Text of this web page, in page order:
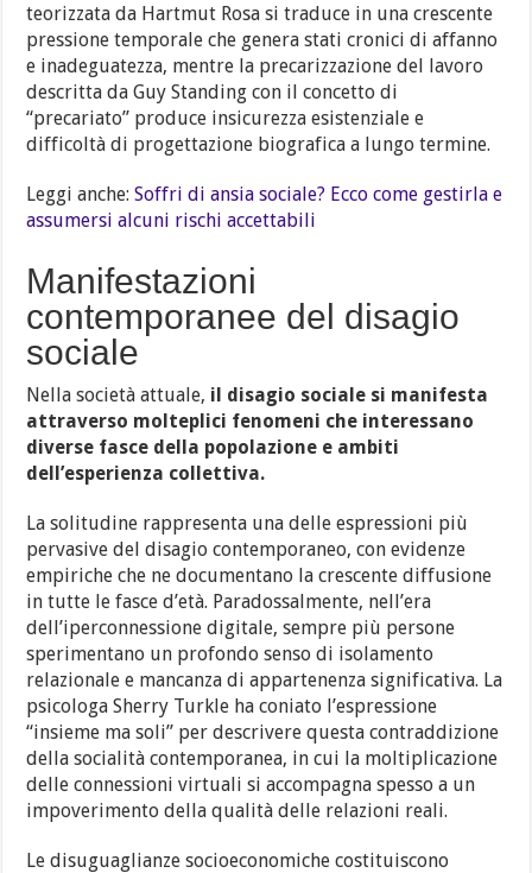
teorizzata da Hartmut Rosa si traduce in una crescente
pressione temporale che genera stati cronici di affanno
e inadeguatezza, mentre la precarizzazione del lavoro
descritta da Guy Standing con il concetto di
“precariato” produce insicurezza esistenziale e
difficoltà di progettazione biografica a lungo termine.
Leggi anche:Soffri di ansia sociale? Ecco come gestirla e
assumersi alcuni rischi accettabili
Manifestazioni
contemporanee del disagio
sociale
Nella società attuale, il disagio sociale si manifesta
attraverso molteplici fenomeni che interessano
diverse fasce della popolazione e ambiti
dell’esperienza collettiva.
La solitudine rappresenta una delle espressioni più
pervasive del disagio contemporaneo, con evidenze
empiriche che ne documentano la crescente diffusione
in tutte le fasce d’età. Paradossalmente, nell’era
dell’iperconnessione digitale, sempre più persone
sperimentano un profondo senso di isolamento
relazionale e mancanza di appartenenza significativa. La
psicologa Sherry Turkle ha coniato l’espressione
“insieme ma soli” per descrivere questa contraddizione
della socialità contemporanea, in cui la moltiplicazione
delle connessioni virtuali si accompagna spesso a un
impoverimento della qualità delle relazioni reali.
Le disuguaglianze socioeconomiche costituiscono